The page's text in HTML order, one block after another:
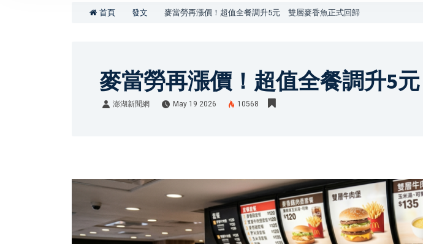
首頁 發文 麥當勞再漲價！超值全餐調升5元 雙層麥香魚正式回歸
麥當勞再漲價！超值全餐調升5
澎湖新聞網 May 19 2026 10568